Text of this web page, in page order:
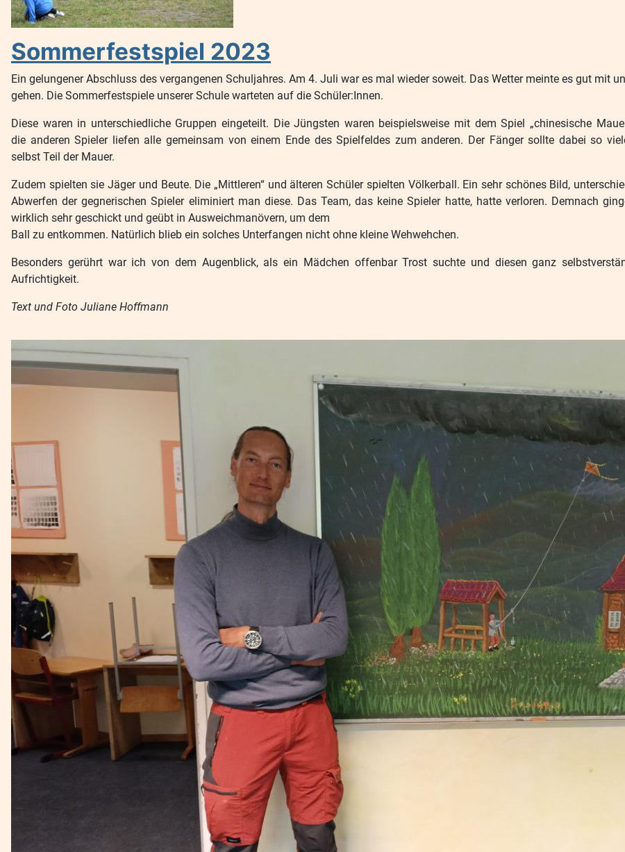
Sommerfestspiel 2023
Ein gelungener Abschluss des vergangenen Schuljahres. Am 4. Juli war es mal wieder soweit. Das Wetter meinte es gut mit
gehen. Die Sommerfestspiele unserer Schule warteten auf die Schüler:Innen.
Diese waren in unterschiedliche Gruppen eingeteilt. Die Jüngsten waren beispielsweise mit dem Spiel „chinesische
die anderen Spieler liefen alle gemeinsam von einem Ende des Spielfeldes zum anderen. Der Fänger sollte dabei so
selbst Teil der Mauer.
Zudem spielten sie Jäger und Beute. Die „Mittleren“ und älteren Schüler spielten Völkerball. Ein sehr schönes Bild,
Abwerfen der gegnerischen Spieler eliminiert man diese. Das Team, das keine Spieler hatte, hatte verloren. Demnach
wirklich sehr geschickt und geübt in Ausweichmanövern, um dem
Ball zu entkommen. Natürlich blieb ein solches Unterfangen nicht ohne kleine Wehwehchen.
Besonders gerührt war ich von dem Augenblick, als ein Mädchen offenbar Trost suchte und diesen ganz
Aufrichtigkeit.
Text und Foto Juliane Hoffmann